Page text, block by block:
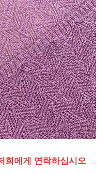
희에게 연락하십시오